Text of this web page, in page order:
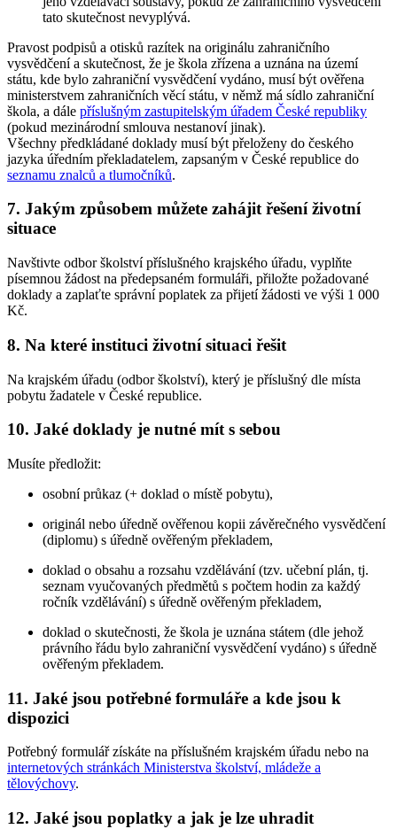
tato skutečnost nevyplývá.
Pravost podpisů a otisků razítek na originálu zahraničního
vysvědčení a skutečnost, že je škola zřízena a uznána na území
státu, kde bylo zahraniční vysvědčení vydáno, musí být ověřena
ministerstvem zahraničních věcí státu, v němž má sídlo zahraniční
škola, a dále příslušným zastupitelským úřadem České republiky
(pokud mezinárodní smlouva nestanoví jinak).
Všechny předkládané doklady musí být přeloženy do českého
jazyka úředním překladatelem, zapsaným v České republice do
seznamu znalců a tlumočníků.
7. Jakým způsobem můžete zahájit řešení životní
situace
Navštivte odbor školství příslušného krajského úřadu, vyplňte
písemnou žádost na předepsaném formuláři, přiložte požadované
doklady a zaplaťte správní poplatek za přijetí žádosti ve výši 1 000
Kč.
8. Na které instituci životní situaci řešit
Na krajském úřadu (odbor školství), který je příslušný dle místa
pobytu žadatele v České republice.
10. Jaké doklady je nutné mít s sebou
Musíte předložit:
osobní průkaz (+ doklad o místě pobytu),
originál nebo úředně ověřenou kopii závěrečného vysvědčení
(diplomu) s úředně ověřeným překladem,
doklad o obsahu a rozsahu vzdělávání (tzv. učební plán, tj.
seznam vyučovaných předmětů s počtem hodin za každý
ročník vzdělávání) s úředně ověřeným překladem,
doklad o skutečnosti, že škola je uznána státem (dle jehož
právního řádu bylo zahraniční vysvědčení vydáno) s úředně
ověřeným překladem.
11. Jaké jsou potřebné formuláře a kde jsou k
dispozici
Potřebný formulář získáte na příslušném krajském úřadu nebo na
internetových stránkách Ministerstva školství, mládeže a
tělovýchovy.
12. Jaké jsou poplatky a jak je lze uhradit